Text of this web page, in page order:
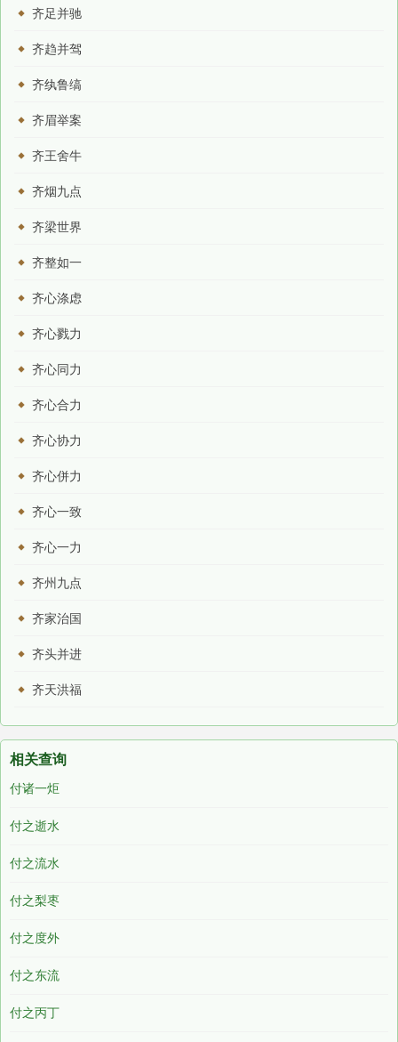
齐足并驰
齐趋并驾
齐纨鲁缟
齐眉举案
齐王舍牛
齐烟九点
齐梁世界
齐整如一
齐心涤虑
齐心戮力
齐心同力
齐心合力
齐心协力
齐心併力
齐心一致
齐心一力
齐州九点
齐家治国
齐头并进
齐天洪福
相关查询
付诸一炬
付之逝水
付之流水
付之梨枣
付之度外
付之东流
付之丙丁